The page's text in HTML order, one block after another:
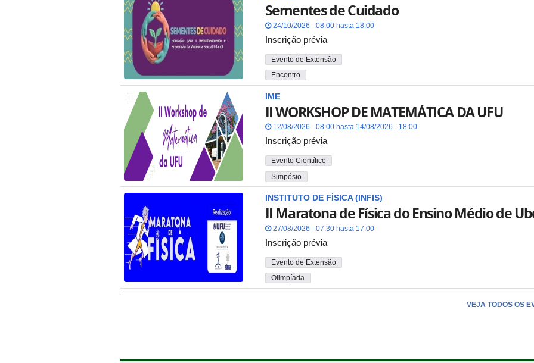
Sementes de Cuidado
24/10/2026 - 08:00 hasta 18:00
Inscrição prévia
Evento de Extensão
Encontro
IME
II WORKSHOP DE MATEMÁTICA DA UFU
12/08/2026 - 08:00 hasta 14/08/2026 - 18:00
Inscrição prévia
Evento Científico
Simpósio
INSTITUTO DE FÍSICA (INFIS)
II Maratona de Física do Ensino Médio de
27/08/2026 - 07:30 hasta 17:00
Inscrição prévia
Evento de Extensão
Olimpíada
VEJA TODOS OS